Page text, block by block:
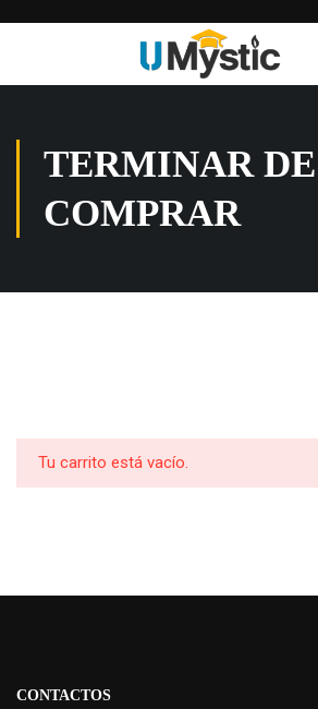
TERMINAR DE
COMPRAR
Tu carrito está vacío.
CONTACTOS